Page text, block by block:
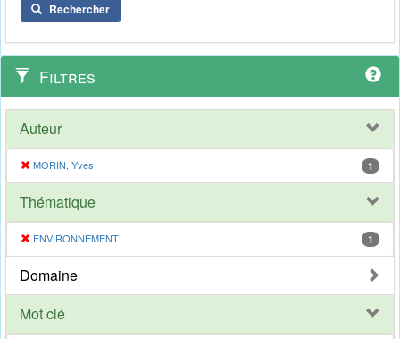
Rechercher
Filtres
Auteur
MORIN, Yves 1
Thématique
ENVIRONNEMENT 1
Domaine
Mot clé